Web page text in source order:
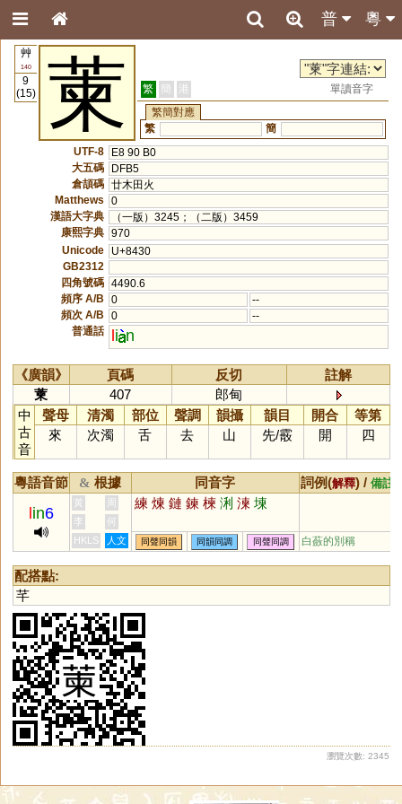
粵
普
艸
140
9
(15)
萰 繁 簡 港
單讀音字
繁簡對應
繁
簡
UTF-8
E8 90 B0
大五碼
DFB5
倉頡碼 廿木田火
Matthews
0
漢語大字典
（一版）3245；（二版）3459
康熙字典 970
Unicode
U+8430
GB2312
四角號碼 4490.6
頻序 A/B
0
--
頻次 A/B
0
--
普通話
li n
《廣韻》 頁碼 反切
註解
萰
407
郎甸
中
古
音
聲母 清濁 部位 聲調 韻攝 韻目 開合
等第
來
次濁 舌 去 山 先/霰 開 四
粵語音節 & 根據 同音字 詞例(解釋) / 備註
in6
黃 周 練 煉 鏈 鍊 楝 浰 湅 堜
李
何
HKLS
人文 同聲同韻 同韻同調 同聲同調 白蘞的別稱
配搭點:
芊
瀏覽次數: 2345